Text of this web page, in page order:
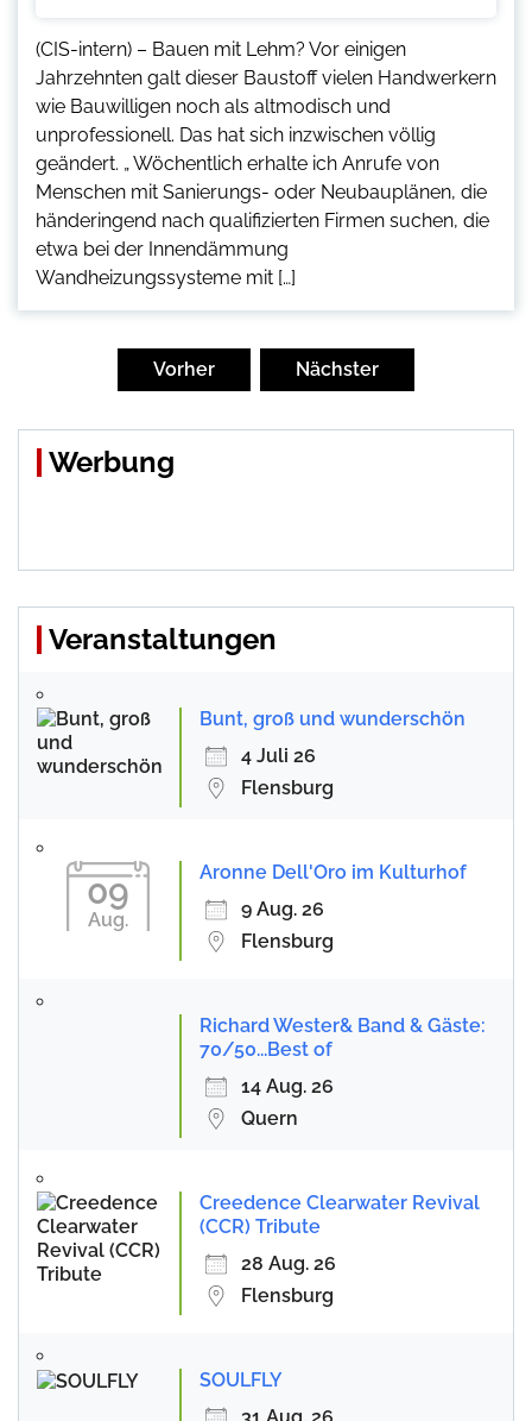
(CIS-intern) – Bauen mit Lehm? Vor einigen
Jahrzehnten galt dieser Baustoff vielen Handwerkern
wie Bauwilligen noch als altmodisch und
unprofessionell. Das hat sich inzwischen völlig
geändert. „ Wöchentlich erhalte ich Anrufe von
Menschen mit Sanierungs- oder Neubauplänen, die
händeringend nach qualifizierten Firmen suchen, die
etwa bei der Innendämmung
Wandheizungssysteme mit […]
Vorher Nächster
Werbung
Veranstaltungen
Bunt, groß und wunderschön
4 Juli 26
Flensburg
09
Aug.
Aronne Dell'Oro im Kulturhof
9 Aug. 26
Flensburg
Richard Wester& Band & Gäste:
70/50...Best of
14 Aug. 26
Quern
Creedence Clearwater Revival
(CCR) Tribute
28 Aug. 26
Flensburg
SOULFLY